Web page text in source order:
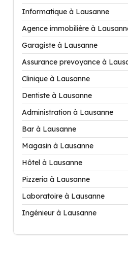
Informatique à Lausanne
Agence immobilière à
Garagiste à Lausanne
Assurance prevoyance à
Clinique à Lausanne
Dentiste à Lausanne
Administration à Lausanne
Bar à Lausanne
Magasin à Lausanne
Hôtel à Lausanne
Pizzeria à Lausanne
Laboratoire à Lausanne
Ingénieur à Lausanne